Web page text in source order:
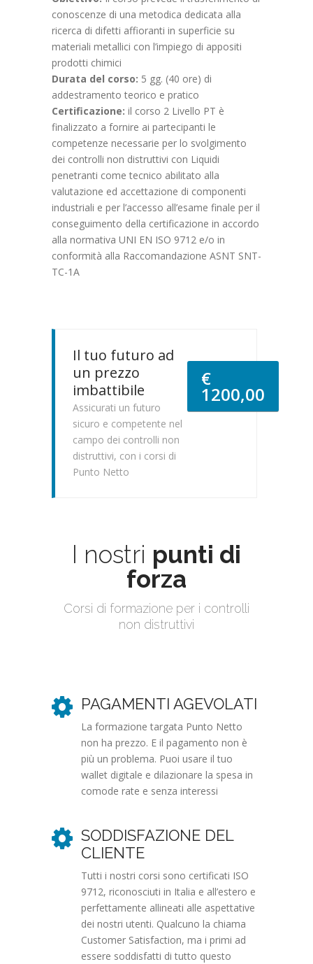
conoscenze di una metodica dedicata alla
ricerca di difetti affioranti in superficie su
materiali metallici con l’impiego di appositi
prodotti chimici
Durata del corso: 5 gg. (40 ore) di
addestramento teorico e pratico
Certificazione: il corso 2 Livello PT è
finalizzato a fornire ai partecipanti le
competenze necessarie per lo svolgimento
dei controlli non distruttivi con Liquidi
penetranti come tecnico abilitato alla
valutazione ed accettazione di componenti
industriali e per l’accesso all’esame finale per il
conseguimento della certificazione in accordo
alla normativa UNI EN ISO 9712 e/o in
conformità alla Raccomandazione ASNT SNT-
TC-1A
Il tuo futuro ad
un prezzo
imbattibile
Assicurati un futuro
sicuro e competente nel
campo dei controlli non
distruttivi, con i corsi di
Punto Netto
€
1200,00
I nostri punti di
forza
Corsi di formazione per i controlli
non distruttivi
PAGAMENTI AGEVOLATI
La formazione targata Punto Netto
non ha prezzo. E il pagamento non è
più un problema. Puoi usare il tuo
wallet digitale e dilazionare la spesa in
comode rate e senza interessi
SODDISFAZIONE DEL
CLIENTE
Tutti i nostri corsi sono certificati ISO
9712, riconosciuti in Italia e all’estero e
perfettamente allineati alle aspettative
dei nostri utenti. Qualcuno la chiama
Customer Satisfaction, ma i primi ad
essere soddisfatti di tutto questo